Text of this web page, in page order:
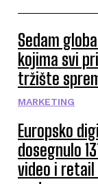
Sedam
kojima svi
tržište
MARKETING
Europsko
dosegnulo
video i retail